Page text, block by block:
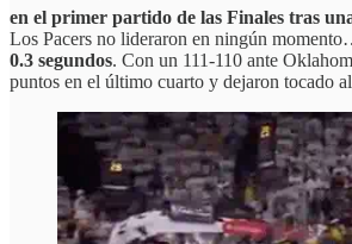
en el primer partido de las Finales tras
Los Pacers no lideraron en ningún
0.3 segundos. Con un 111-110 ante
puntos en el último cuarto y dejaron tocado